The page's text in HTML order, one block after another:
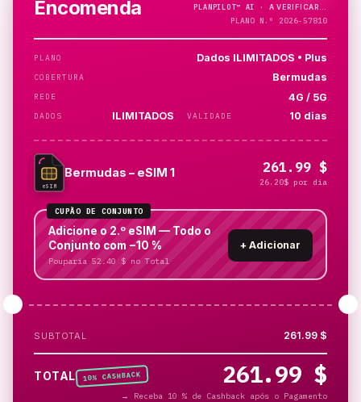
Encomenda PLANPILOT™ AI · A VERIFICAR…
PLANO N.º 2026-57810
PLANO Dados ILIMITADOS • Plus
COBERTURA Bermudas
REDE 4G / 5G
DADOS ILIMITADOS VALIDADE 10 dias
eSIM
Bermudas – eSIM 1 261.99 $
26.20$ por dia
CUPÃO DE CONJUNTO
Adicione o 2.º eSIM — Todo o
Conjunto com −10 %
Pouparia 52.40 $ no Total
+ Adicionar
SUBTOTAL 261.99 $
TOTAL 10% CASHBACK 261.99 $
→ Receba 10 % de Cashback após o Pagamento